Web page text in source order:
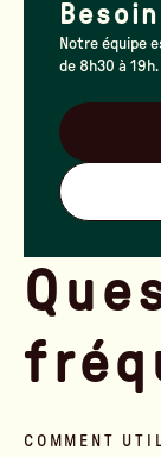
COMMENT
Notre équipe
de 8h30 à